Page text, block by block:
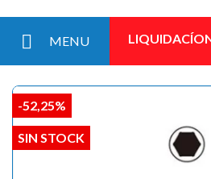
MENU
-52,25%
SIN STOCK